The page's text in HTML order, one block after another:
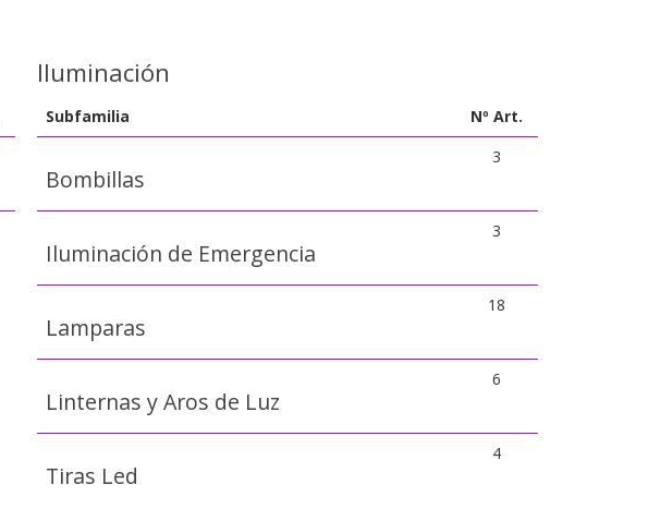
Iluminación
Subfamilia Nº Art.
Bombillas
3
Iluminación de Emergencia
3
Lamparas
18
Linternas y Aros de Luz
6
Tiras Led
4